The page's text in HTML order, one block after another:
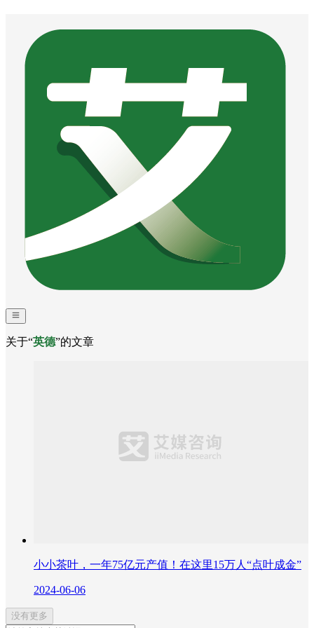
关于“英德”的文章
小小茶叶，一年75亿元产值！在这里15万人“点叶成金”
2024-06-06
没有更多